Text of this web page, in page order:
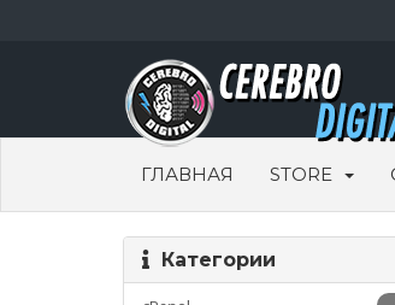
ГЛАВНАЯ STORE
Категории